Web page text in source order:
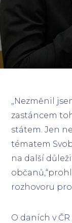
„Nezměnil
zastáncem
státem. Jen
tématem
na další
rozhovoru
O daních v ČR